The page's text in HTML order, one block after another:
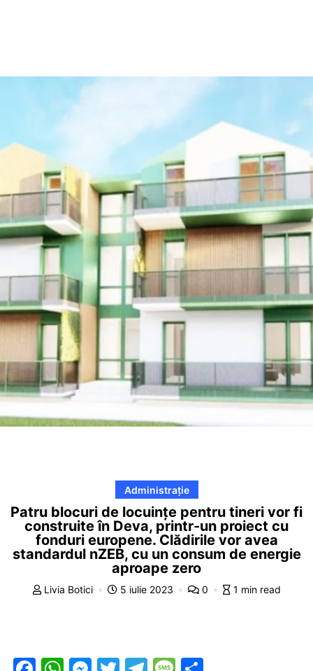
Administrație
Patru blocuri de locuințe pentru tineri vor fi
construite în Deva, printr-un proiect cu
fonduri europene. Clădirile vor avea
standardul nZEB, cu un consum de energie
aproape zero
Livia Botici 5 iulie 2023 0 1 min read